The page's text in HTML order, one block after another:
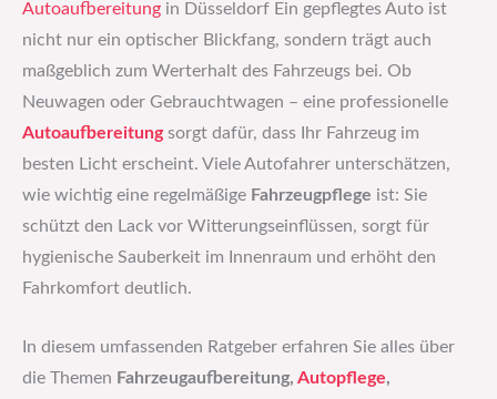
Autoaufbereitung in Düsseldorf Ein gepflegtes Auto ist
nicht nur ein optischer Blickfang, sondern trägt auch
maßgeblich zum Werterhalt des Fahrzeugs bei. Ob
Neuwagen oder Gebrauchtwagen – eine professionelle
Autoaufbereitungsorgt dafür, dass Ihr Fahrzeug im
besten Licht erscheint. Viele Autofahrer unterschätzen,
wie wichtig eine regelmäßige Fahrzeugpflege ist: Sie
schützt den Lack vor Witterungseinflüssen, sorgt für
hygienische Sauberkeit im Innenraum und erhöht den
Fahrkomfort deutlich.
In diesem umfassenden Ratgeber erfahren Sie alles über
die Themen Fahrzeugaufbereitung, Autopflege,